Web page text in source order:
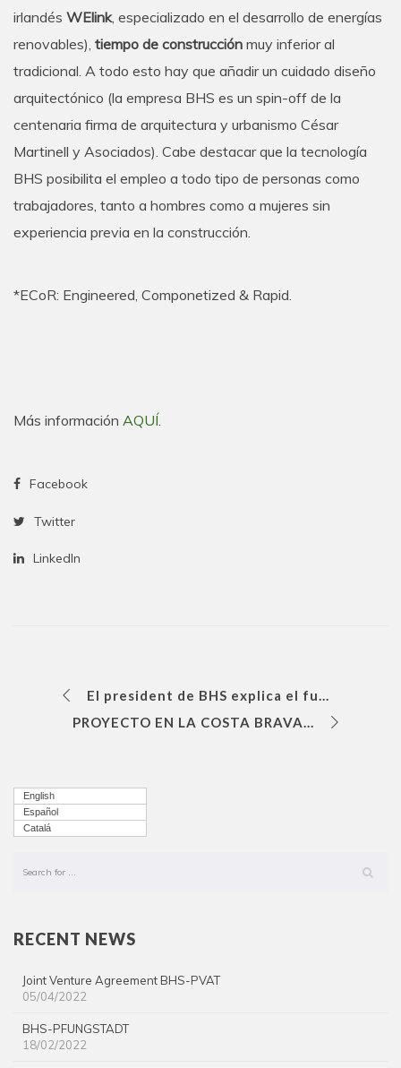
irlandés WElink, especializado en el desarrollo de energías
renovables), tiempo de construcción muy inferior al
tradicional. A todo esto hay que añadir un cuidado diseño
arquitectónico (la empresa BHS es un spin-off de la
centenaria firma de arquitectura y urbanismo César
Martinell y Asociados). Cabe destacar que la tecnología
BHS posibilita el empleo a todo tipo de personas como
trabajadores, tanto a hombres como a mujeres sin
experiencia previa en la construcción.
*ECoR: Engineered, Componetized & Rapid.
Más información AQUÍ.
Facebook
Twitter
LinkedIn
El president de BHS explica el futur de l’habitatge social a la 4a Global Infraestructure Initiacitive organitzat per McKinsey a Singapur
PROYECTO EN LA COSTA BRAVA PALAMÓS, GIRONA
English
Español
Catalá
RECENT NEWS
Joint Venture Agreement BHS-PVAT
05/04/2022
BHS-PFUNGSTADT
18/02/2022